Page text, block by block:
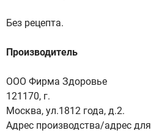
Без рецепта.
Производитель
ООО Фирма Здоровье
121170, г.
Москва, ул.1812 года, д.2.
Адрес производства/адрес